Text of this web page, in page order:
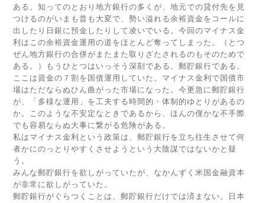
ある。知ってのとおり地方銀行の多くが、地元での貸付先を見
つけるのがいまも昔も大変で、勢い溢れる余裕資金をコールに
出したり日銀に預金したりして凌いでいる。今回のマイナス金
利はこの余裕資金運用の道をほとんど奪ってしまった。（とつ
ぜん地方銀行の合併がまたまた取りざたされるのもそのためで
ある。）もうひとつはいっそう深刻である。郵貯銀行である。
ここは資金の７割を国債運用していた。マイナス金利で国債市
場はただならぬひん曲がった市場になった。今更急に郵貯銀行
が、「多様な運用」を工夫する時間的・体制的ゆとりがあるの
か。このような不安定なときであるから、ほんの僅かな不手際
でも容易ならぬ大事に繋がる危険がある。
私はマイナス金利という政策は、郵貯銀行を立ち往生させて何
者かにのっとりやすくさせようという大陰謀ではないかと疑
う。
みんな郵貯銀行を欲しがっていたが、なかんずく米国金融資本
が非常に欲しがっていた。
郵貯銀行がぐらつくことは、郵貯銀行だけでは済まない。日本